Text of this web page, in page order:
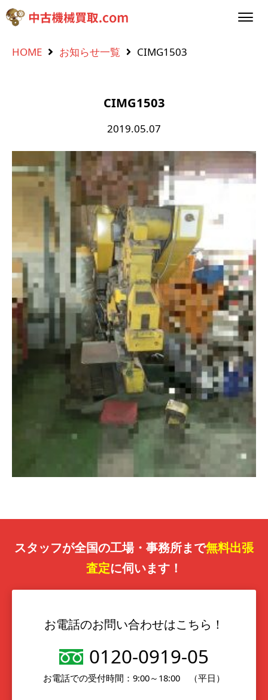
HOME お知らせ一覧 CIMG1503
CIMG1503
2019.05.07
スタッフが全国の工場・事務所まで無料出張
査定に伺います！
お電話のお問い合わせはこちら！
0120-0919-05
お電話での受付時間：9:00～18:00 （平日）